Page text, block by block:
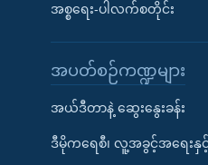
အစ္စရေး-ပါလက်စတိုင်း
အပတ်စဉ်ကဏ္ဍများ
အယ်ဒီတာနဲ့ ဆွေးနွေးခန်း
ဒီမိုကရေစီ၊ လူ့အခွင့်အရေးနှင့်